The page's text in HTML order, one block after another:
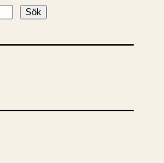
Sök